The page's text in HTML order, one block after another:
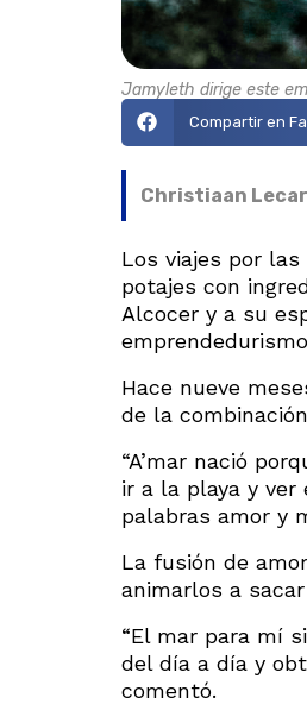
Jamyleth dirige este
Compartir en
Christiaan
Los viajes por
potajes con
Alcocer y a su
Hace nueve
de la
“A’mar nació
ir a la playa y ver
palabras amor y
La fusión de
animarlos a
“El mar para mí
del día a día y
comentó.